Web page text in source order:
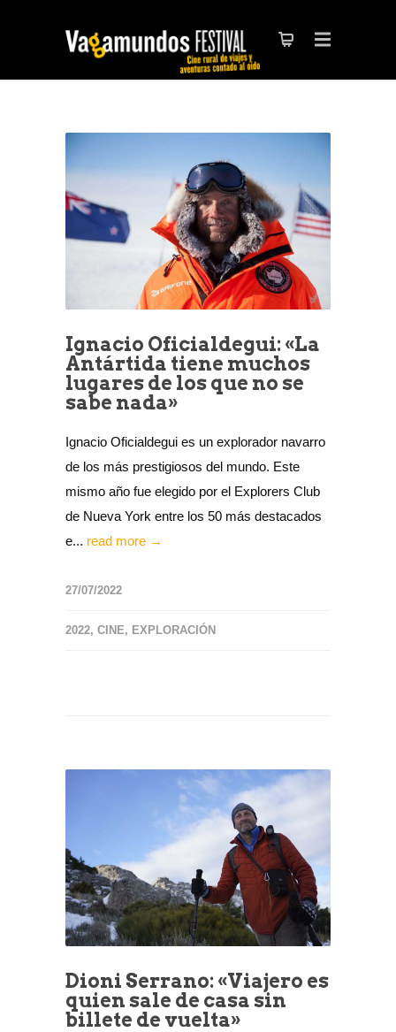
Ignacio Oficialdegui: «La
Antártida tiene muchos
lugares de los que no se
sabe nada»
Ignacio Oficialdegui es un explorador navarro
de los más prestigiosos del mundo. Este
mismo año fue elegido por el Explorers Club
de Nueva York entre los 50 más destacados
e... read more →
27/07/2022
2022, CINE, EXPLORACIÓN
Dioni Serrano: «Viajero es
quien sale de casa sin
billete de vuelta»